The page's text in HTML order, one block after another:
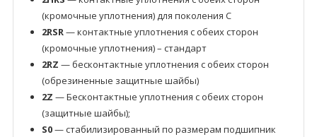
(кромочные уплотнения) для поколения C
2RSR— контактные уплотнения с обеих сторон
(кромочные уплотнения) – стандарт
2RZ — бесконтактные уплотнения с обеих сторон
(обрезиненные защитные шайбы)
2Z — Бесконтактные уплотнения с обеих сторон
(защитные шайбы);
S0— стабилизированный по размерам подшипник